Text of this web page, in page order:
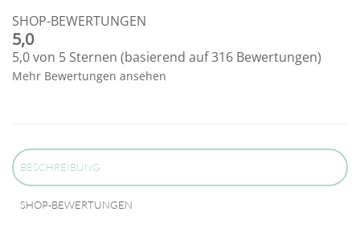
SHOP-BEWERTUNGEN
5,0
5,0 von 5 Sternen (basierend auf 316 Bewertungen)
Mehr Bewertungen ansehen
BESCHREIBUNG
SHOP-BEWERTUNGEN